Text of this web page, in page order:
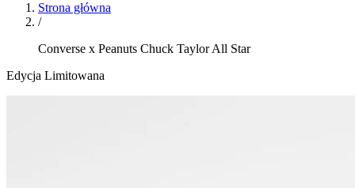
Strona główna
/
Converse x Peanuts Chuck Taylor All Star
Edycja Limitowana